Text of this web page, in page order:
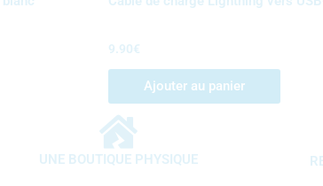
9.90€
Ajouter au panier
UNE BOUTIQUE PHYSIQUE